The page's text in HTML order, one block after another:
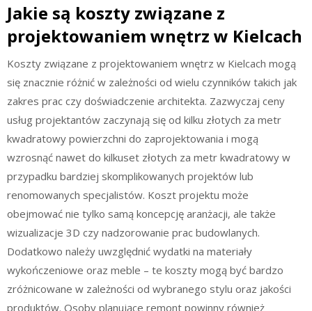
Jakie są koszty związane z
projektowaniem wnętrz w Kielcach
Koszty związane z projektowaniem wnętrz w Kielcach mogą
się znacznie różnić w zależności od wielu czynników takich jak
zakres prac czy doświadczenie architekta. Zazwyczaj ceny
usług projektantów zaczynają się od kilku złotych za metr
kwadratowy powierzchni do zaprojektowania i mogą
wzrosnąć nawet do kilkuset złotych za metr kwadratowy w
przypadku bardziej skomplikowanych projektów lub
renomowanych specjalistów. Koszt projektu może
obejmować nie tylko samą koncepcję aranżacji, ale także
wizualizacje 3D czy nadzorowanie prac budowlanych.
Dodatkowo należy uwzględnić wydatki na materiały
wykończeniowe oraz meble – te koszty mogą być bardzo
zróżnicowane w zależności od wybranego stylu oraz jakości
produktów. Osoby planujące remont powinny również